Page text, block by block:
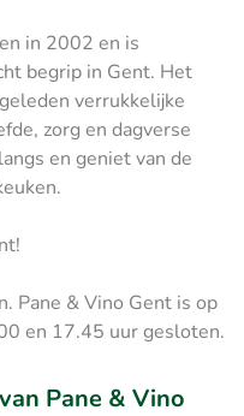
in 2002 en is
begrip in Gent. Het
verrukkelijke
zorg en dagverse
en geniet van de
Pane & Vino Gent is op
en 17.45 uur gesloten.
Pane & Vino